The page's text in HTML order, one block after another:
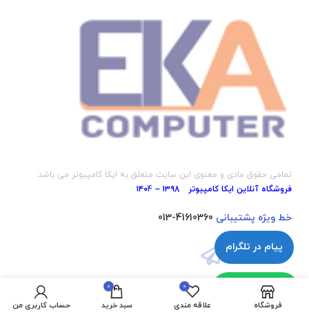
تمامی حقوق مادی و معنوی این سایت متعلق به ایکا کامپیوتر می باشد.
فروشگاه آنلاین ایکا کامپیوتر ۱۳۹8 – ۱۴۰
4
خط ویژه پشتیبانی 41610360-013
فروشگاه
0
علاقه مندی
0
سبد خرید حساب کاربری من
پیام در تلگرام
پیام در واتساپ